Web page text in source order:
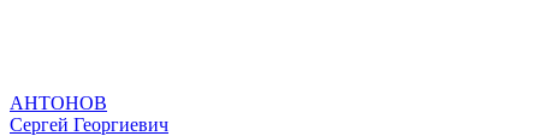
АНТОНОВ
Сергей Георгиевич